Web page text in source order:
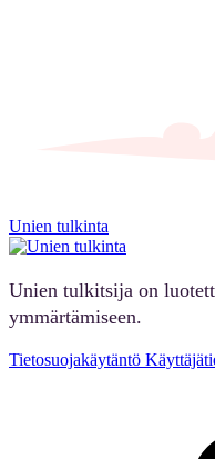
Unien tulkinta
Unien tulkitsija on
ymmärtämiseen.
Tietosuojakäytäntö